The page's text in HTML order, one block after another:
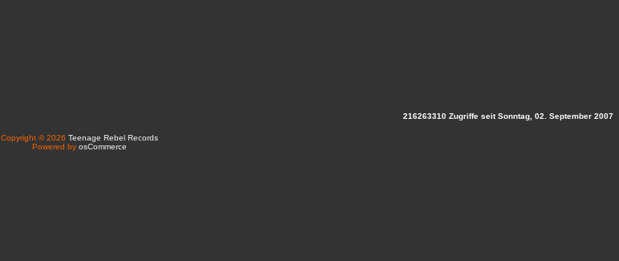
216263310 Zugriffe seit Sonntag, 02. September 2007
Copyright © 2026 Teenage Rebel Records
Powered by osCommerce